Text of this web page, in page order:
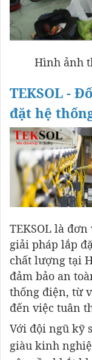
Hình ảnh
TEKSOL -
đặt hệ
TEKSOL là
giải pháp lắp
chất lượng tại
đảm bảo an
thống điện, từ
đến việc tuân
Với đội ngũ kỹ
giàu kinh